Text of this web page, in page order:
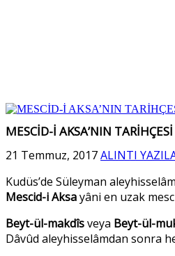
MESCİD-İ AKSA’NIN TARİHÇESİ
21 Temmuz, 2017ALINTI
Kudüs’de Süleyman
Mescid-i Aksayâni en uzak
Beyt-ül-makdîsveya Beyt-ül-
Dâvûd aleyhisselâmdan sonra